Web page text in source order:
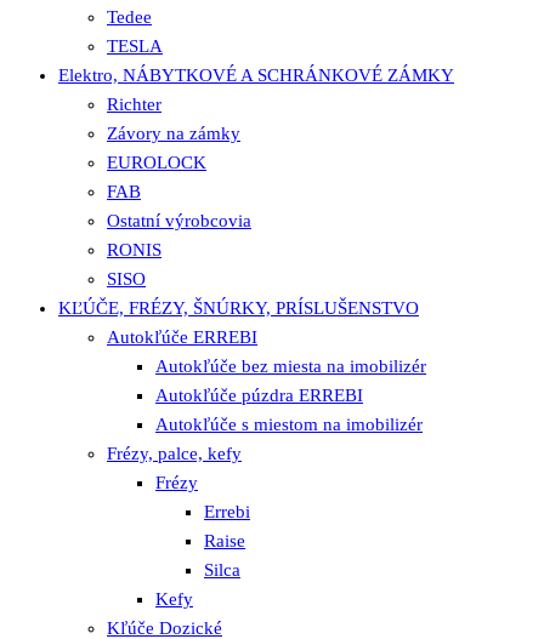
Tedee
TESLA
Elektro, NÁBYTKOVÉ A SCHRÁNKOVÉ ZÁMKY
Richter
Závory na zámky
EUROLOCK
FAB
Ostatní výrobcovia
RONIS
SISO
KĽÚČE, FRÉZY, ŠNÚRKY, PRÍSLUŠENSTVO
Autokľúče ERREBI
Autokľúče bez miesta na imobilizér
Autokľúče púzdra ERREBI
Autokľúče s miestom na imobilizér
Frézy, palce, kefy
Frézy
Errebi
Raise
Silca
Kefy
Kľúče Dozické